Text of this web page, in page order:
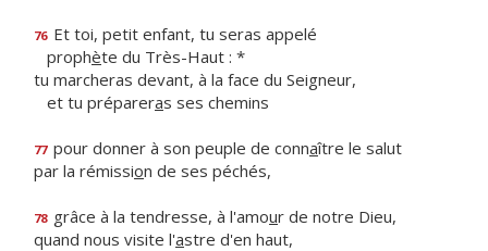
76 Et toi, petit enfant, tu seras appelé
prophète du Très-Haut : *
tu marcheras devant, à la face du Seigneur,
et tu prépareras ses chemins
77 pour donner à son peuple de connaître le salut
par la rémission de ses péchés,
78 grâce à la tendresse, à l'amour de notre Dieu,
quand nous visite l'astre d'en haut,